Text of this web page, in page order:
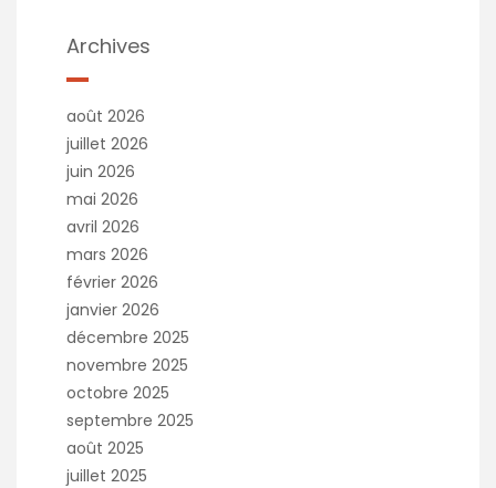
Archives
août 2026
juillet 2026
juin 2026
mai 2026
avril 2026
mars 2026
février 2026
janvier 2026
décembre 2025
novembre 2025
octobre 2025
septembre 2025
août 2025
juillet 2025